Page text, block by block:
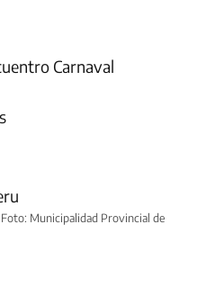
Carnaval
Municipalidad Provincial de